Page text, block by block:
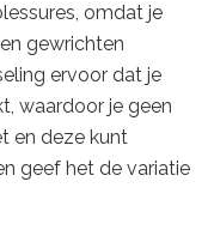
omdat je
gewrichten
ervoor dat je
waardoor je geen
en deze kunt
geef het de variatie